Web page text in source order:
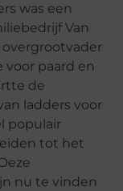
was een
Van
paard en
de
ladders voor
populair
tot het
nu te vinden